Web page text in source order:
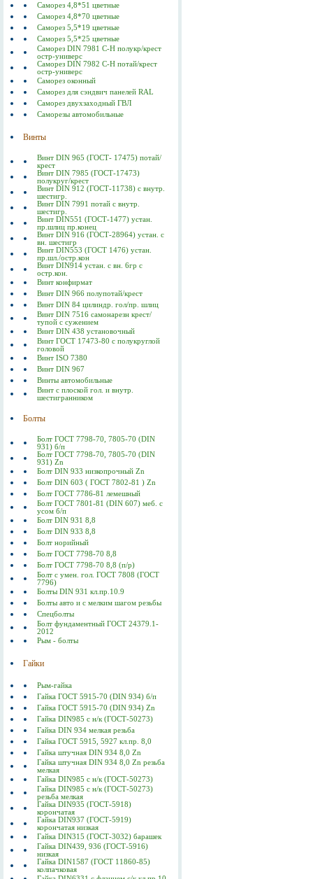
Саморез 4,8*51 цветные
Саморез 4,8*70 цветные
Саморез 5,5*19 цветные
Саморез 5,5*25 цветные
Саморез DIN 7981 C-Н полукр/крест
остр-универс
Саморез DIN 7982 C-Н потай/крест
остр-универс
Саморез оконный
Саморез для сэндвич панелей RAL
Саморез двухзаходный ГВЛ
Саморезы автомобильные
Винты
Винт DIN 965 (ГОСТ- 17475) потай/
крест
Винт DIN 7985 (ГОСТ-17473)
полукруг/крест
Винт DIN 912 (ГОСТ-11738) с внутр.
шестигр.
Винт DIN 7991 потай с внутр.
шестигр.
Винт DIN551 (ГОСТ-1477) устан.
пр.шлиц пр.конец
Винт DIN 916 (ГОСТ-28964) устан. с
вн. шестигр
Винт DIN553 (ГОСТ 1476) устан.
пр.шл./остр.кон
Винт DIN914 устан. с вн. 6гр с
остр.кон.
Винт конфирмат
Винт DIN 966 полупотай/крест
Винт DIN 84 цилиндр. гол/пр. шлиц
Винт DIN 7516 самонарезн крест/
тупой с сужением
Винт DIN 438 установочный
Винт ГОСТ 17473-80 c полукруглой
головой
Винт ISO 7380
Винт DIN 967
Винты автомобильные
Винт с плоской гол. и внутр.
шестигранником
Болты
Болт ГОСТ 7798-70, 7805-70 (DIN
931) б/п
Болт ГОСТ 7798-70, 7805-70 (DIN
931) Zn
Болт DIN 933 низкопрочный Zn
Болт DIN 603 ( ГОСТ 7802-81 ) Zn
Болт ГОСТ 7786-81 лемешный
Болт ГОСТ 7801-81 (DIN 607) меб. с
усом б/п
Болт DIN 931 8,8
Болт DIN 933 8,8
Болт норийный
Болт ГОСТ 7798-70 8,8
Болт ГОСТ 7798-70 8,8 (п/р)
Болт с умен. гол. ГОСТ 7808 (ГОСТ
7796)
Болты DIN 931 кл.пр.10.9
Болты авто и с мелким шагом резьбы
Спецболты
Болт фундаментный ГОСТ 24379.1-
2012
Рым - болты
Гайки
Рым-гайка
Гайка ГОСТ 5915-70 (DIN 934) б/п
Гайка ГОСТ 5915-70 (DIN 934) Zn
Гайка DIN985 с н/к (ГОСТ-50273)
Гайка DIN 934 мелкая резьба
Гайка ГОСТ 5915, 5927 кл.пр. 8,0
Гайка штучная DIN 934 8,0 Zn
Гайка штучная DIN 934 8,0 Zn резьба
мелкая
Гайка DIN985 с н/к (ГОСТ-50273)
Гайка DIN985 с н/к (ГОСТ-50273)
резьба мелкая
Гайка DIN935 (ГОСТ-5918)
корончатая
Гайка DIN937 (ГОСТ-5919)
корончатая низкая
Гайка DIN315 (ГОСТ-3032) барашек
Гайка DIN439, 936 (ГОСТ-5916)
низкая
Гайка DIN1587 (ГОСТ 11860-85)
колпачковая